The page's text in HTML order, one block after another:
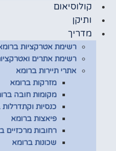
קולוסיאום
ותיקן
מדריך
רשימת אטרקציות
רשימת אתרים
אתרי תיירות ברומא
מזרקות ברומא
מקומות חובה
כנסיות
פיאצות ברומא
רחובות מרכזיים
שכונות ברומא